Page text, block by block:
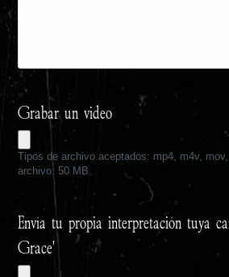
Grabar un video
Tipos de archivo aceptados: mp4, m4v,
archivo: 50 MB.
Envía tu propia interpretación tuya
Grace'